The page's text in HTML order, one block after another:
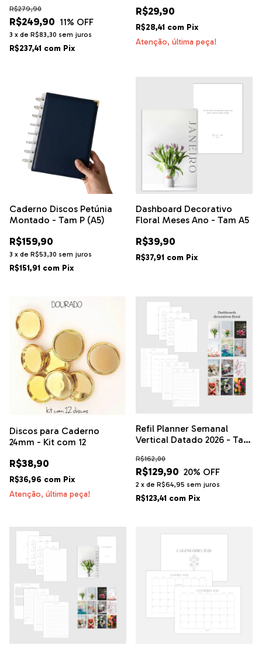
R$249,90
R$279,90
11% OFF
3 x de R$83,30 sem juros
R$237,41 com Pix
R$29,90
R$28,41 com Pix
Atenção, última peça!
Caderno Discos Petúnia
Montado - Tam P (A5)
R$159,90
3 x de R$53,30 sem juros
R$151,91 com Pix
Dashboard Decorativo
Floral Meses Ano - Tam A5
R$39,90
R$37,91 com Pix
Discos para Caderno
24mm - Kit com 12
R$38,90
R$36,96 com Pix
Atenção, última peça!
Refil Planner Semanal
Vertical Datado 2026 - Tam
R$129,90
R$162,00
20% OFF
2 x de R$64,95 sem juros
R$123,41 com Pix